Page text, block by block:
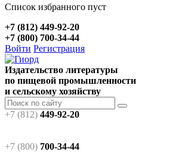
Список избранного пуст
+7 (812) 449-92-20
+7 (800) 700-34-44
Войти Регистрация
Издательство литературы
по пищевой промышленности
и сельскому хозяйству
+7 (812) 449-92-20
+7 (800) 700-34-44